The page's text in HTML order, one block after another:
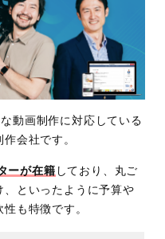
動画制作に対応している
会社です。
ーが在籍 しており、丸ご
、といったように予算や
も特徴です。